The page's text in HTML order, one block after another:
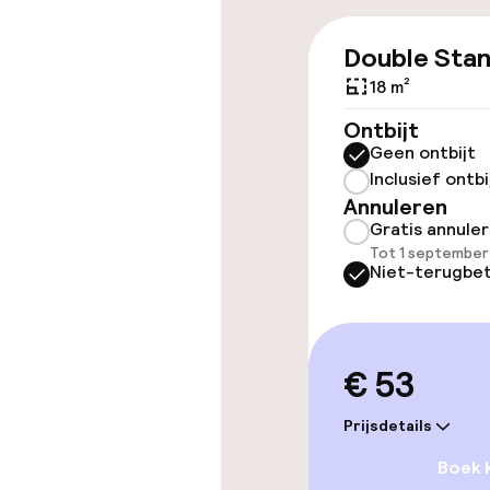
Overal
Lift
Zwemmen &
Zoetwater
Ligstoelen
Parasols
Double
18 m²
Ontbijt
Geen ontbijt
Inclusief
Annuleren
Gratis
Tot 1 september
Niet-
€ 53
Prijsdetails
Boek